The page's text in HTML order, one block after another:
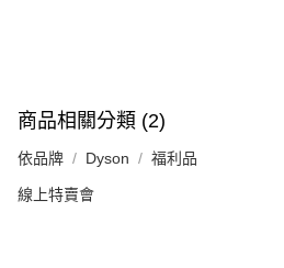
商品相關分類 (2)
依品牌 Dyson 福利品
線上特賣會